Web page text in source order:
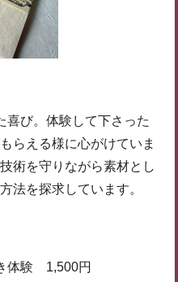
喜び。体験して下さった
らえる様に心がけていま
術を守りながら素材とし
法を探求しています。
体験 1,500円